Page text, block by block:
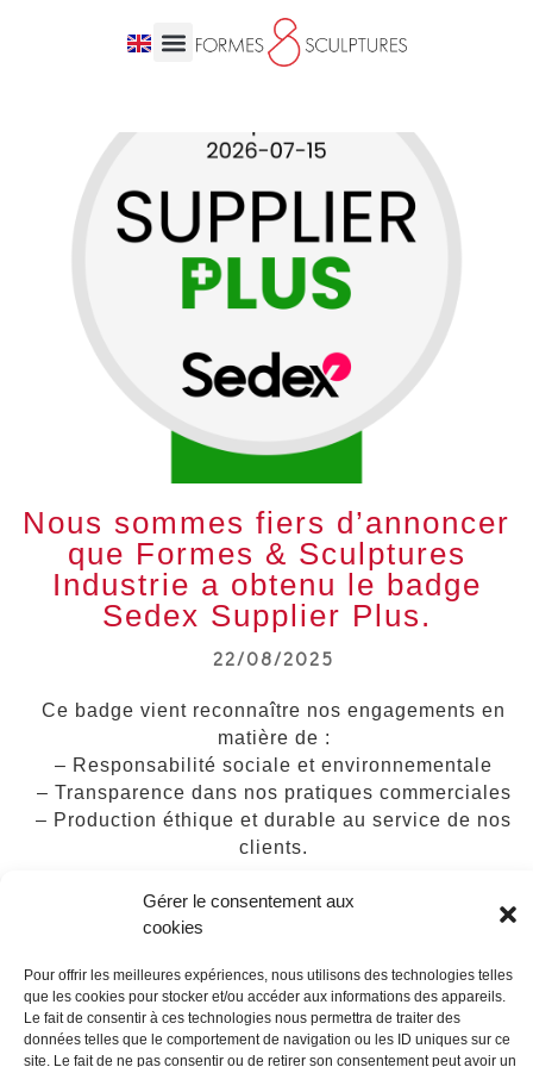
Gérer le consentement aux
cookies
Pour offrir les meilleures expériences, nous utilisons des technologies telles
que les cookies pour stocker et/ou accéder aux informations des appareils.
Le fait de consentir à ces technologies nous permettra de traiter des
données telles que le comportement de navigation ou les ID uniques sur ce
site. Le fait de ne pas consentir ou de retirer son consentement peut avoir un
Nous sommes fiers d’annoncer
que Formes & Sculptures
Industrie a obtenu le badge
Sedex Supplier Plus.
22/08/2025
Ce badge vient reconnaître nos engagements en
matière de :
– Responsabilité sociale et environnementale
– Transparence dans nos pratiques commerciales
– Production éthique et durable au service de nos
clients.
Grâce à cette distinction, nous renforçons notre
position en tant que partenaire de confiance pour les
nos solutions respectent les plus hauts standards
internationaux et sont produites de manière durable et
éthique.